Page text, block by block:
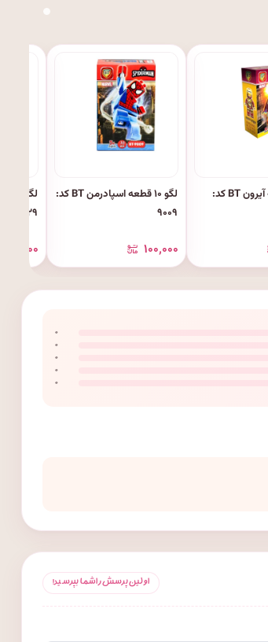
لگو ۱۲ قطعه آیرون BT کد:
لگو ۱۰ قطعه اسپادرمن BT کد:
۹۰۰۹
۱۰۰٬۰۰۰
۹۰۲۹
۱۰۰٬۰۰۰
۰
۰
۰
۰
۰
اولین پرسش را شما بپرسید!